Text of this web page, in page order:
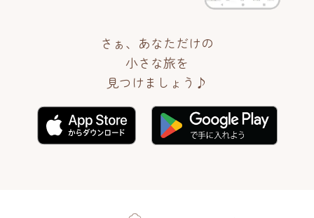
さぁ、あなただけの
小さな旅を
見つけましょう♪